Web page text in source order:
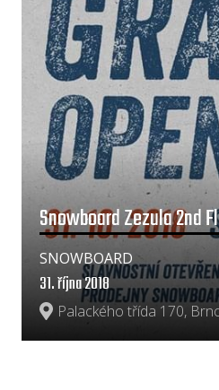
Snowboard Zezula 2nd
Palackého třída 170,
31. října 2018
SNOWBOARD